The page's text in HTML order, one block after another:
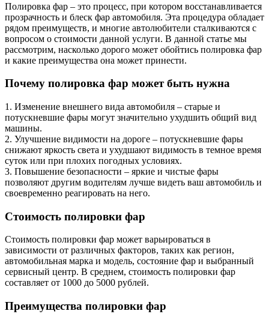
Полировка фар – это процесс, при котором восстанавливается
прозрачность и блеск фар автомобиля. Эта процедура обладает
рядом преимуществ, и многие автолюбители сталкиваются с
вопросом о стоимости данной услуги. В данной статье мы
рассмотрим, насколько дорого может обойтись полировка фар
и какие преимущества она может принести.
Почему полировка фар может быть нужна
1. Изменение внешнего вида автомобиля – старые и
потускневшие фары могут значительно ухудшить общий вид
машины.
2. Улучшение видимости на дороге – потускневшие фары
снижают яркость света и ухудшают видимость в темное время
суток или при плохих погодных условиях.
3. Повышение безопасности – яркие и чистые фары
позволяют другим водителям лучше видеть ваш автомобиль и
своевременно реагировать на него.
Стоимость полировки фар
Стоимость полировки фар может варьироваться в
зависимости от различных факторов, таких как регион,
автомобильная марка и модель, состояние фар и выбранный
сервисный центр. В среднем, стоимость полировки фар
составляет от 1000 до 5000 рублей.
Преимущества полировки фар